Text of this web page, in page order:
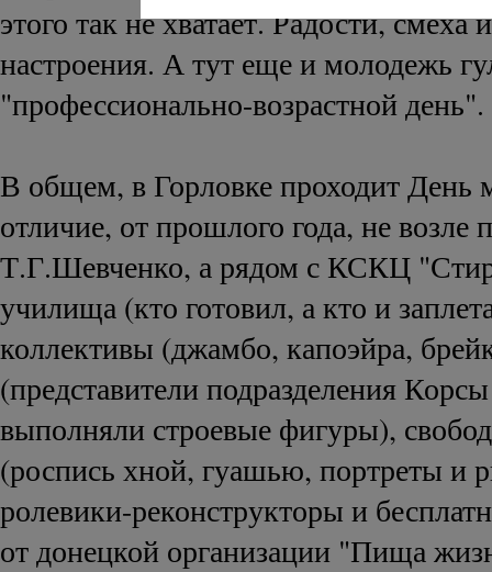
этого так не хватает. Радости, смеха
настроения. А тут еще и молодежь
"профессионально-возрастной день".
В общем, в Горловке проходит День
отличие, от прошлого года, не возле
Т.Г.Шевченко, а рядом с КСКЦ
училища (кто готовил, а кто и
коллективы (джамбо, капоэйра,
(представители подразделения
выполняли строевые фигуры),
(роспись хной, гуашью, портреты и
ролевики-реконструкторы и
от донецкой организации "Пища